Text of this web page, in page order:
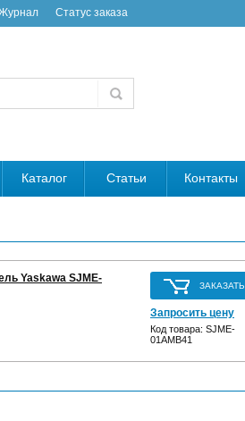
Статус заказа
Каталог Статьи Контакты
Yaskawa SJME-
ЗАКАЗАТЬ
Запросить цену
Код товара: SJME-
01AMB41